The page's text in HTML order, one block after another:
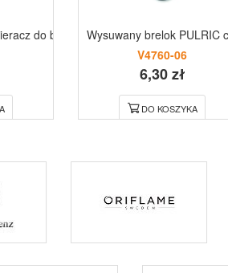
do butelek | CleoWysuwany brelok PULRIC
V4760-06
6,30 zł
DO KOSZYKA